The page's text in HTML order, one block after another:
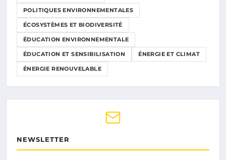
POLITIQUES ENVIRONNEMENTALES
ÉCOSYSTÈMES ET BIODIVERSITÉ
ÉDUCATION ENVIRONNEMENTALE
ÉDUCATION ET SENSIBILISATION ÉNERGIE ET CLIMAT
ÉNERGIE RENOUVELABLE
NEWSLETTER